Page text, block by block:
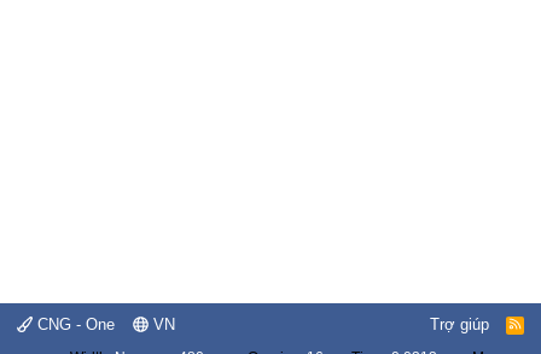
CNG - One VN Trợ giúp
R